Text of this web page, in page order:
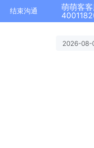
结束沟通
2026-08-